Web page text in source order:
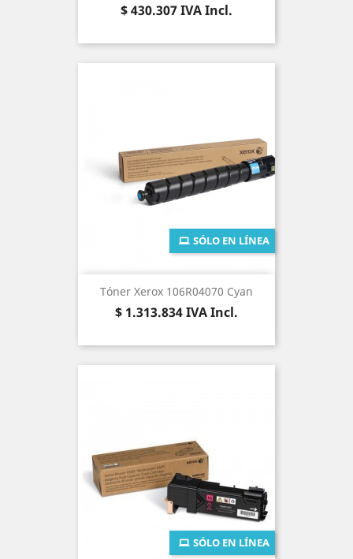
Precio
$ 430.307IVA Incl.
Tóner Xerox 106R04070 Cyan
Precio
$ 1.313.834IVA Incl.
SÓLO EN LÍNEA
SÓLO EN LÍNEA